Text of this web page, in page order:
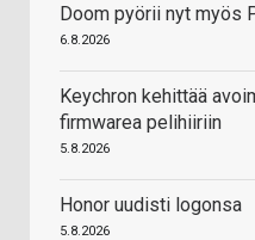
Doom pyörii nyt myös
6.8.2026
Keychron kehittää
firmwarea pelihiiriin
5.8.2026
Honor uudisti logonsa
5.8.2026